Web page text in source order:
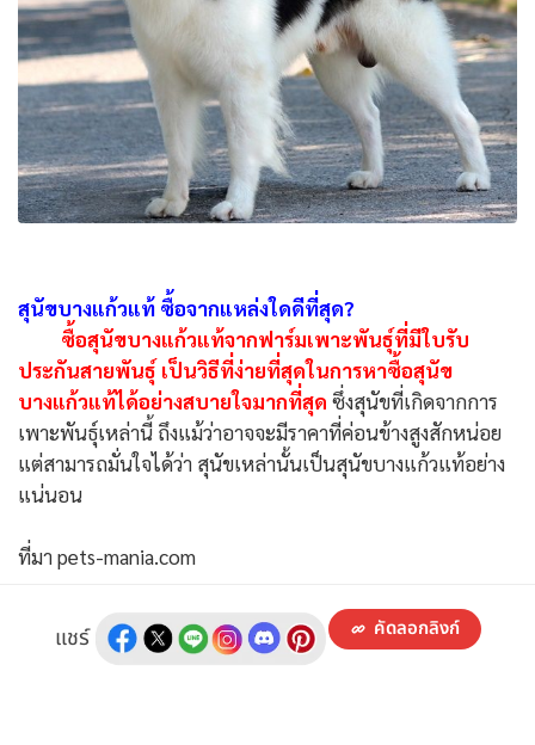
สุนัขบางแก้วแท้ ซื้อจากแหล่งใดดีที่สุด?
ซื้อสุนัขบางแก้วแท้จากฟาร์มเพาะพันธุ์ที่มีใบรับ
ประกันสายพันธุ์ เป็นวิธีที่ง่ายที่สุดในการหาซื้อสุนัข
บางแก้วแท้ได้อย่างสบายใจมากที่สุด ซึ่งสุนัขที่เกิดจากการ
เพาะพันธุ์เหล่านี้ ถึงแม้ว่าอาจจะมีราคาที่ค่อนข้างสูงสักหน่อย
แต่สามารถมั่นใจได้ว่า สุนัขเหล่านั้นเป็นสุนัขบางแก้วแท้อย่าง
แน่นอน
ที่มา pets-mania.com
แชร์ คัดลอกลิงก์